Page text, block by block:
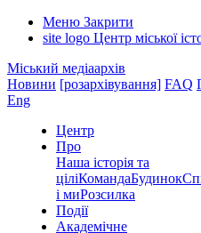
Меню Закрити
site logo Центр міської
Міський медіаархів
Новини [розархівування] FAQ
Eng
Центр
Про
Наша історія та
ціліКомандаБудинок
і миРозсилка
Події
Академічне